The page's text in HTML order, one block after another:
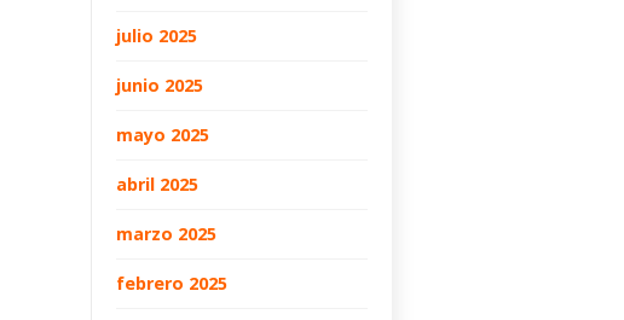
julio 2025
junio 2025
mayo 2025
abril 2025
marzo 2025
febrero 2025